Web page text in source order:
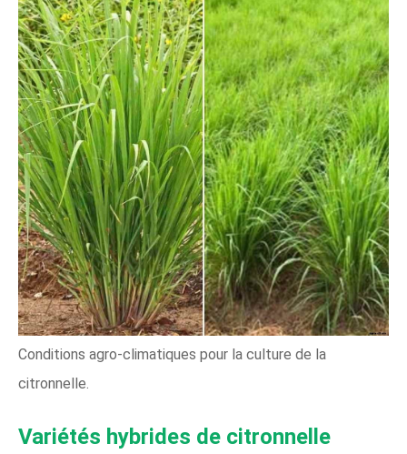
Conditions agro-climatiques pour la culture de la
citronnelle.
Variétés hybrides de citronnelle